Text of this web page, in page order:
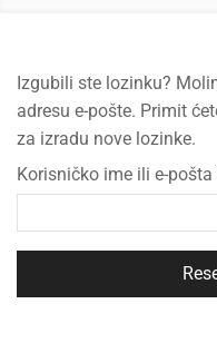
Izgubili ste lozinku?
adresu e-pošte. Primit
za izradu nove lozinke.
Korisničko ime ili e-pošta